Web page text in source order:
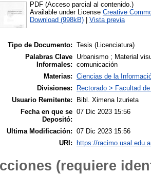
PDF (Acceso parcial al contenido.)
Available under License Creative
Download (998kB)
Vista previa
Tipo de Documento: Tesis (Licenciatura)
Palabras Clave
Informales:
Urbanismo ; Material
comunicación
Materias: Ciencias de la
Divisiones:
Rectorado > Facultad
Usuario Remitente:
Bibl. Ximena Izurieta
Fecha en que se
Depositó:
07 Dic 2023 15:56
Ultima Modificación: 07 Dic 2023 15:56
URI:
https://
(requiere